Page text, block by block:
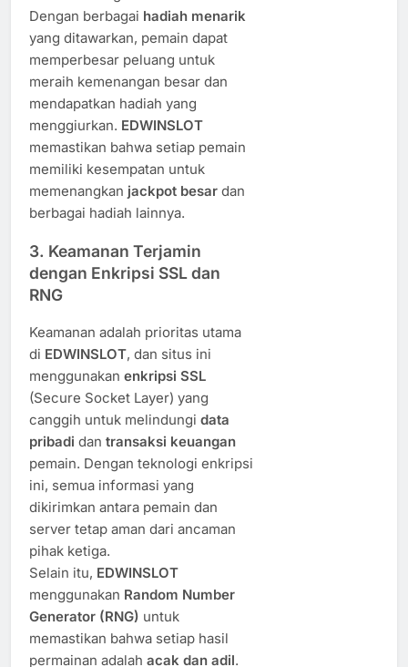
Dengan berbagai hadiah menarik
yang ditawarkan, pemain dapat
memperbesar peluang untuk
meraih kemenangan besar dan
mendapatkan hadiah yang
menggiurkan. EDWINSLOT
memastikan bahwa setiap pemain
memiliki kesempatan untuk
memenangkan jackpot besar dan
berbagai hadiah lainnya.
3. Keamanan Terjamin
dengan Enkripsi SSL dan
RNG
Keamanan adalah prioritas utama
di EDWINSLOT, dan situs ini
menggunakan enkripsi SSL
(Secure Socket Layer) yang
canggih untuk melindungi data
pribadi dan transaksi keuangan
pemain. Dengan teknologi enkripsi
ini, semua informasi yang
dikirimkan antara pemain dan
server tetap aman dari ancaman
pihak ketiga.
Selain itu, EDWINSLOT
menggunakan Random Number
Generator (RNG) untuk
memastikan bahwa setiap hasil
permainan adalah acak dan adil.